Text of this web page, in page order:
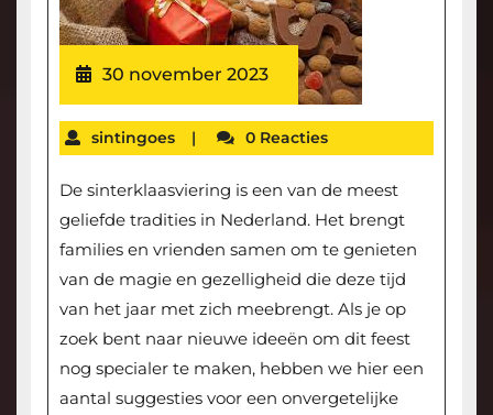
30 november 2023
sintingoes | 0 Reacties
De sinterklaasviering is een van de meest
geliefde tradities in Nederland. Het brengt
families en vrienden samen om te genieten
van de magie en gezelligheid die deze tijd
van het jaar met zich meebrengt. Als je op
zoek bent naar nieuwe ideeën om dit feest
nog specialer te maken, hebben we hier een
aantal suggesties voor een onvergetelijke